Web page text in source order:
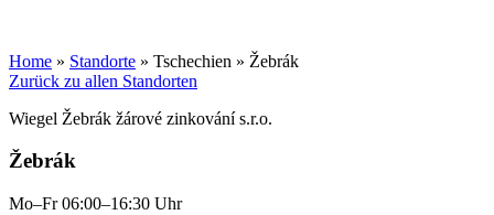
Home » Standorte » Tschechien » Žebrák
Zurück zu allen Standorten
Wiegel Žebrák žárové zinkování s.r.o.
Žebrák
Mo–Fr 06:00–16:30 Uhr